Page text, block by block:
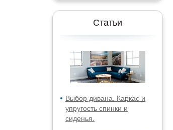
Статьи
Выбор дивана. Каркас и
упругость спинки и
сиденья.